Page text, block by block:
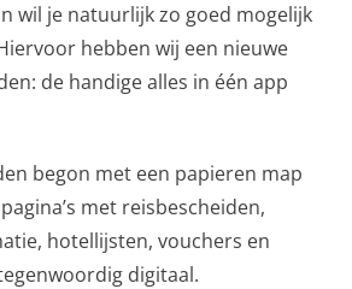
wil je natuurlijk zo goed mogelijk
hebben wij een nieuwe
de handige alles in één app
begon met een papieren map
met reisbescheiden,
hotellijsten, vouchers en
digitaal.